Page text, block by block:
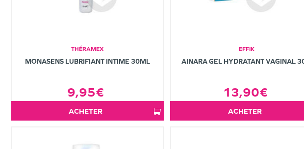
THÉRAMEX
MONASENS LUBRIFIANT INTIME 30ML
9,95€
ACHETER
EFFIK
AINARA GEL HYDRATANT VAGINAL
13,90€
ACHETER